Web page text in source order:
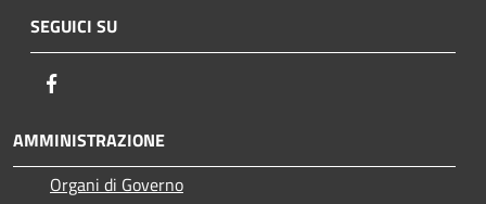
SEGUICI SU
AMMINISTRAZIONE
Organi di Governo